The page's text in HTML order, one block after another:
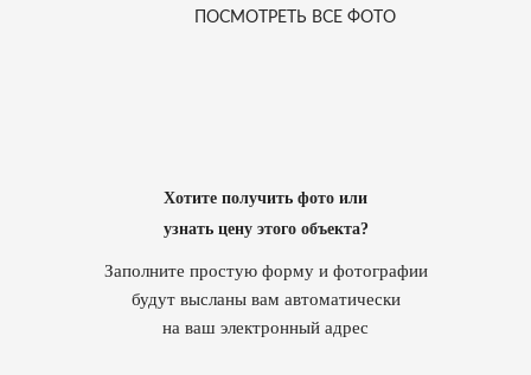
ПОСМОТРЕТЬ ВСЕ ФОТО
Хотите получить фото или
узнать цену этого объекта?
Заполните простую форму и фотографии
будут высланы вам автоматически
на ваш электронный адрес